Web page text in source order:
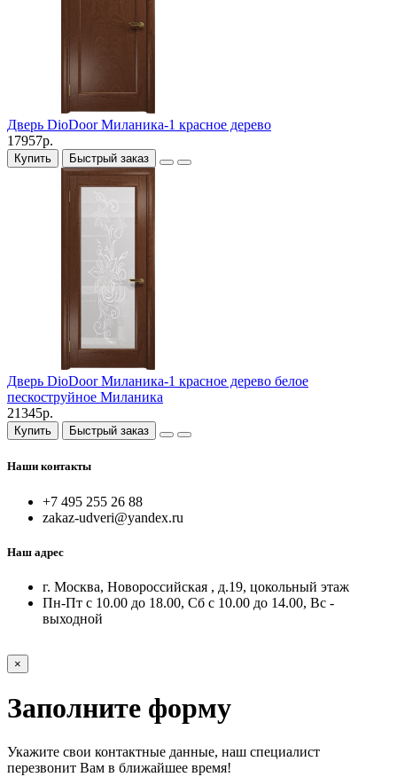
Дверь DioDoor Миланика-1 красное дерево
17957р.
Купить Быстрый заказ
Дверь DioDoor Миланика-1 красное дерево белое
пескоструйное Миланика
21345р.
Купить Быстрый заказ
Наши контакты
+7 495 255 26 88
zakaz-udveri@yandex.ru
Наш адрес
г. Москва, Новороссийская , д.19, цокольный этаж
Пн-Пт с 10.00 до 18.00, Сб с 10.00 до 14.00, Вс -
выходной
×
Заполните форму
Укажите свои контактные данные, наш специалист
перезвонит Вам в ближайшее время!